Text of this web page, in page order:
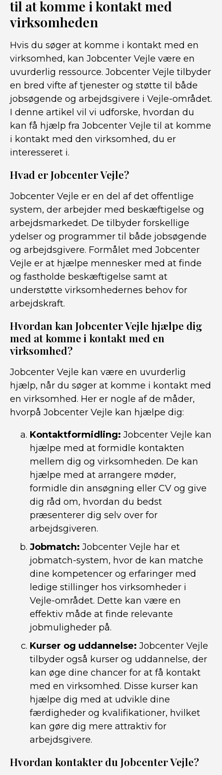
til at komme i kontakt med
virksomheden
Hvis du søger at komme i kontakt med en
virksomhed, kan Jobcenter Vejle være en
uvurderlig ressource. Jobcenter Vejle tilbyder
en bred vifte af tjenester og støtte til både
jobsøgende og arbejdsgivere i Vejle-området.
I denne artikel vil vi udforske, hvordan du
kan få hjælp fra Jobcenter Vejle til at komme
i kontakt med den virksomhed, du er
interesseret i.
Hvad er Jobcenter Vejle?
Jobcenter Vejle er en del af det offentlige
system, der arbejder med beskæftigelse og
arbejdsmarkedet. De tilbyder forskellige
ydelser og programmer til både jobsøgende
og arbejdsgivere. Formålet med Jobcenter
Vejle er at hjælpe mennesker med at finde
og fastholde beskæftigelse samt at
understøtte virksomhedernes behov for
arbejdskraft.
Hvordan kan Jobcenter Vejle hjælpe dig
med at komme i kontakt med en
virksomhed?
Jobcenter Vejle kan være en uvurderlig
hjælp, når du søger at komme i kontakt med
en virksomhed. Her er nogle af de måder,
hvorpå Jobcenter Vejle kan hjælpe dig:
Kontaktformidling: Jobcenter Vejle kan
hjælpe med at formidle kontakten
mellem dig og virksomheden. De kan
hjælpe med at arrangere møder,
formidle din ansøgning eller CV og give
dig råd om, hvordan du bedst
præsenterer dig selv over for
arbejdsgiveren.
Jobmatch: Jobcenter Vejle har et
jobmatch-system, hvor de kan matche
dine kompetencer og erfaringer med
ledige stillinger hos virksomheder i
Vejle-området. Dette kan være en
effektiv måde at finde relevante
jobmuligheder på.
Kurser og uddannelse: Jobcenter Vejle
tilbyder også kurser og uddannelse, der
kan øge dine chancer for at få kontakt
med en virksomhed. Disse kurser kan
hjælpe dig med at udvikle dine
færdigheder og kvalifikationer, hvilket
kan gøre dig mere attraktiv for
arbejdsgivere.
Hvordan kontakter du Jobcenter Vejle?